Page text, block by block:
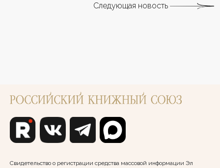
Следующая новость
Свидетельство о регистрации средства массовой информации Эл